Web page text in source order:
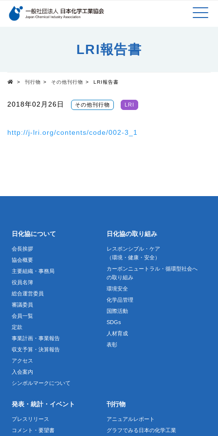
検索キーワード
LRI報告書
> 刊行物 > その他刊行物 > LRI報告書
2018年02月26日 その他刊行物 LRI
http://j-lri.org/contents/code/002-3_1
日化協について
会長挨拶
協会概要
主要組織・事務局
役員名簿
総合運営委員
審議委員
会員一覧
定款
事業計画・事業報告
収支予算・決算報告
アクセス
入会案内
シンボルマークについて
日化協の取り組み
レスポンシブル・ケア
（環境・健康・安全）
カーボンニュートラル・循環型社会へ
の取り組み
環境安全
化学品管理
国際活動
SDGs
人材育成
表彰
発表・統計・イベント
プレスリリース
コメント・要望書
刊行物
アニュアルレポート
グラフでみる日本の化学工業